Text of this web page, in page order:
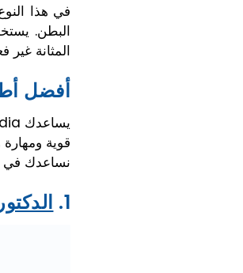
في هذا
البطن.
المثانة
أفضل
قوية
نساعدك في
1.